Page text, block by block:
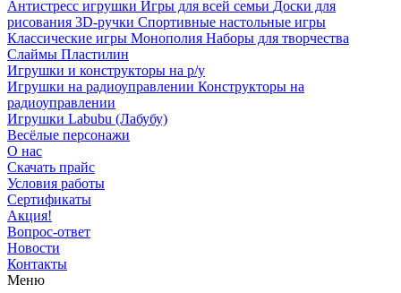
Антистресс игрушки Игры для всей семьи Доски для
рисования 3D-ручки Спортивные настольные игры
Классические игры Монополия Наборы для творчества
Слаймы Пластилин
Игрушки и конструкторы на р/у
Игрушки на радиоуправлении Конструкторы на
радиоуправлении
Игрушки Labubu (Лабубу)
Весёлые персонажи
О нас
Скачать прайс
Условия работы
Сертификаты
Акция!
Вопрос-ответ
Новости
Контакты
Меню